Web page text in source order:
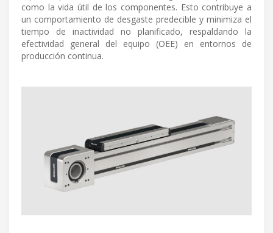
como la vida útil de los componentes. Esto contribuye a
un comportamiento de desgaste predecible y minimiza el
tiempo de inactividad no planificado, respaldando la
efectividad general del equipo (OEE) en entornos de
producción continua.